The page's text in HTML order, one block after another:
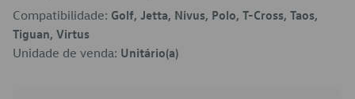
Compatibilidade: Golf, Jetta, Nivus, Polo, T-Cross, Taos,
Tiguan, Virtus
Unidade de venda: Unitário(a)